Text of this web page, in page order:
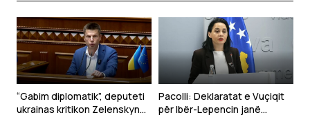
“Gabim diplomatik”, deputeti
ukrainas kritikon Zelenskyn
Pacolli: Deklaratat e Vuçiqit
për Ibër-Lepencin janë